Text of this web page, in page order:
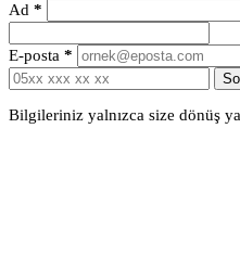
Ad *
E-posta *
Bilgileriniz yalnızca size dönüş